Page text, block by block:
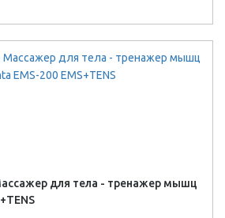
для тела - тренажер мышц